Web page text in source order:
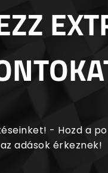
- Hozd a
az adások érkeznek!